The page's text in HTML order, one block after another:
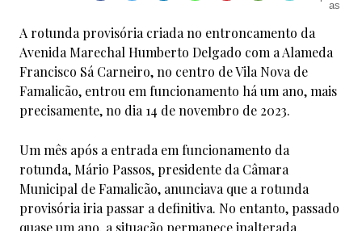
A rotunda provisória criada no entroncamento da
Avenida Marechal Humberto Delgado com a Alameda
Francisco Sá Carneiro, no centro de Vila Nova de
Famalicão, entrou em funcionamento há um ano, mais
precisamente, no dia 14 de novembro de 2023.
Um mês após a entrada em funcionamento da
rotunda, Mário Passos, presidente da Câmara
Municipal de Famalicão, anunciava que a rotunda
provisória iria passar a definitiva. No entanto, passado
quase um ano, a situação permanece inalterada.